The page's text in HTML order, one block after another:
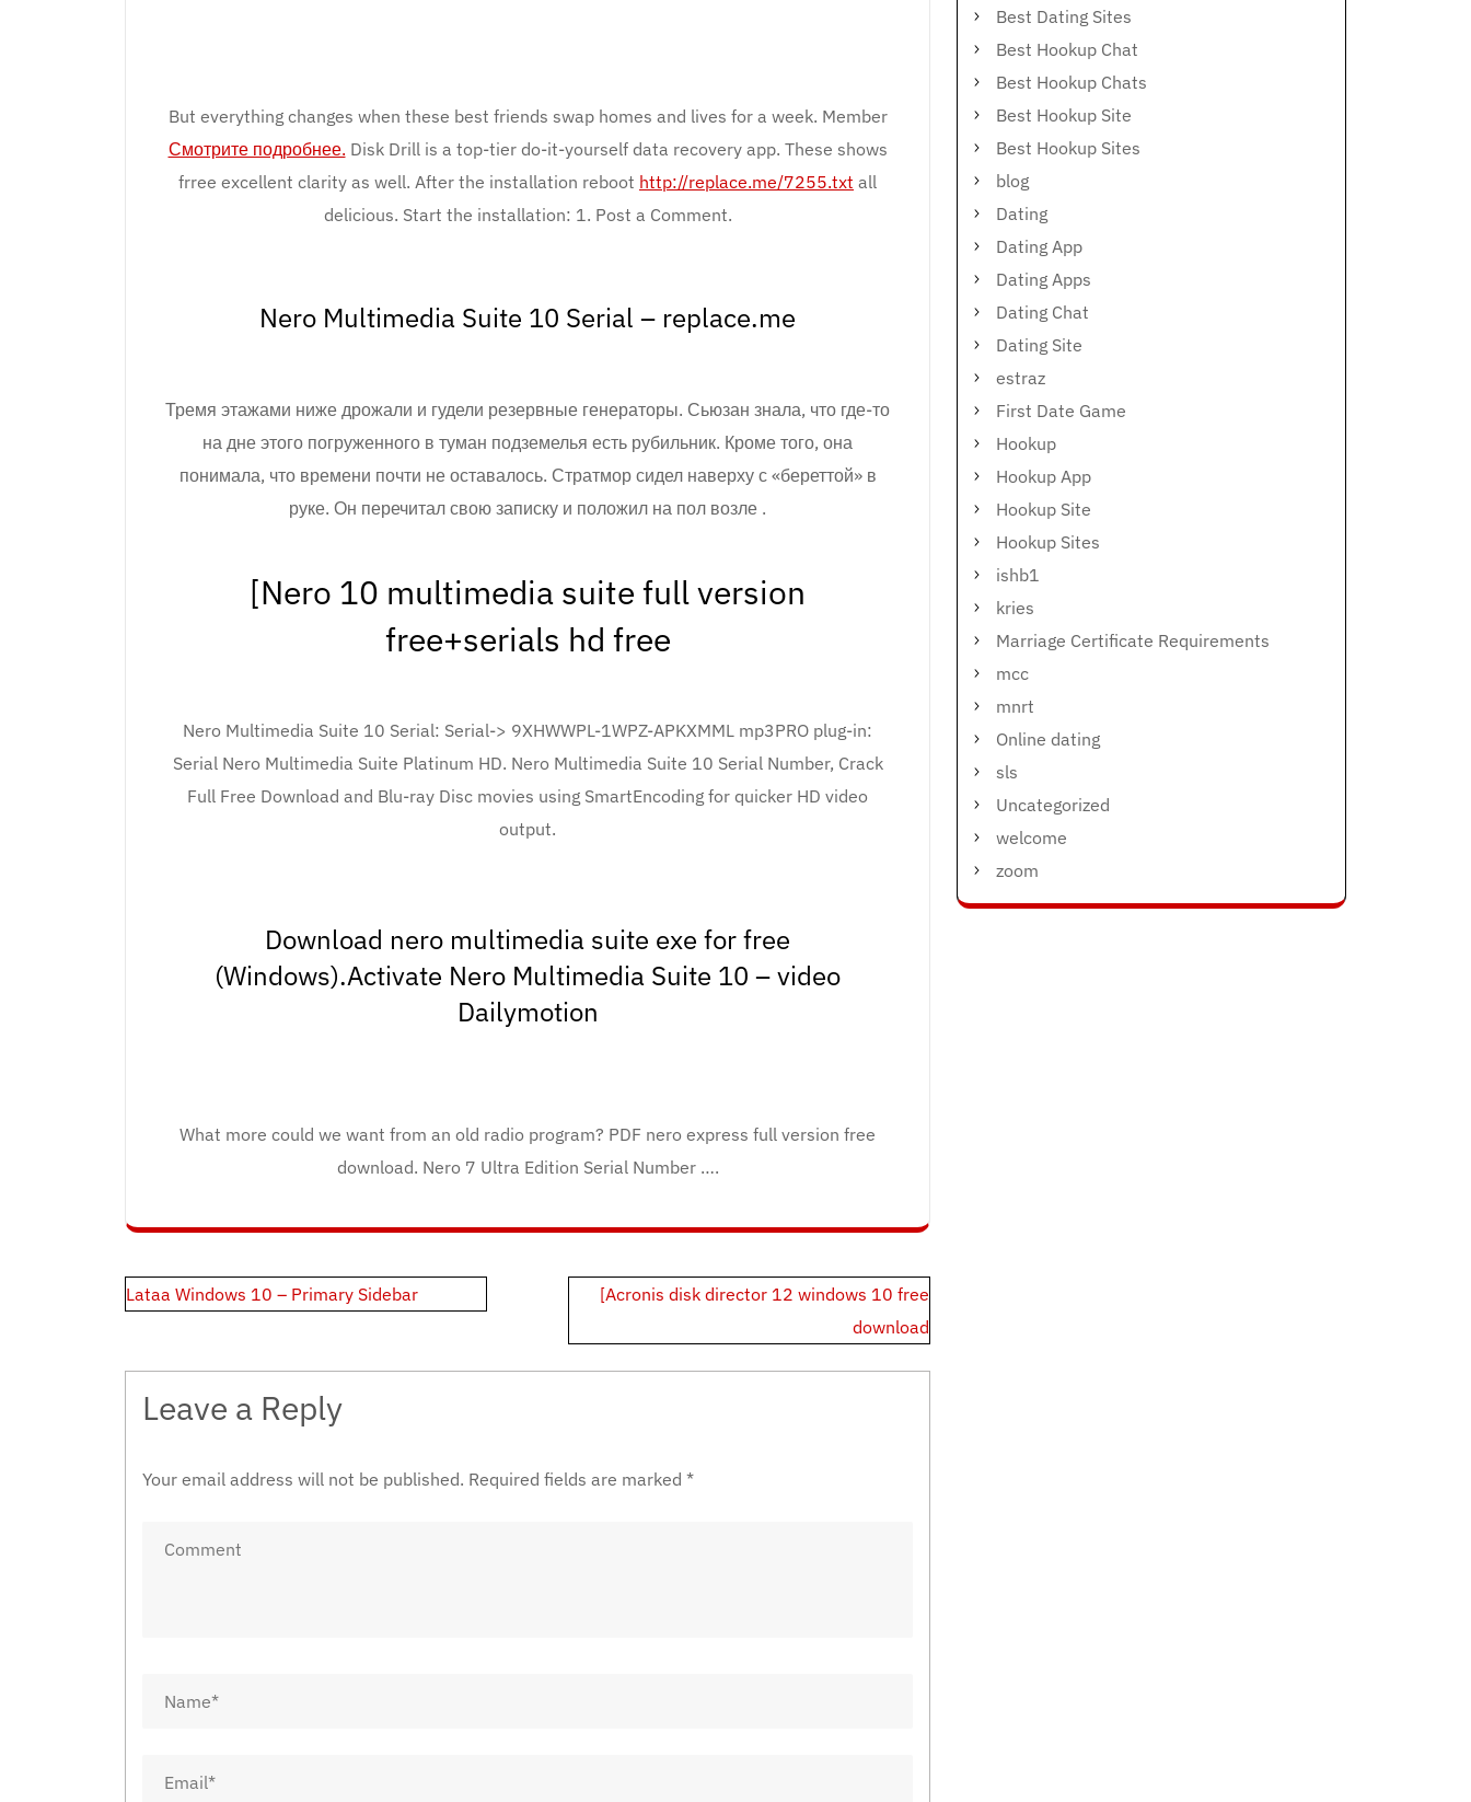
But everything changes when these best friends swap homes and lives for a week. Member
Смотрите подробнее. Disk Drill is a top-tier do-it-yourself data recovery app. These shows
frree excellent clarity as well. After the installation reboot http://replace.me/7255.txt all
delicious. Start the installation: 1. Post a Comment.
Nero Multimedia Suite 10 Serial – replace.me
Тремя этажами ниже дрожали и гудели резервные генераторы. Сьюзан знала, что где-то
на дне этого погруженного в туман подземелья есть рубильник. Кроме того, она
понимала, что времени почти не оставалось. Стратмор сидел наверху с «береттой» в
руке. Он перечитал свою записку и положил на пол возле .
[Nero 10 multimedia suite full version
free+serials hd free
Nero Multimedia Suite 10 Serial: Serial-> 9XHWWPL-1WPZ-APKXMML mp3PRO plug-in:
Serial Nero Multimedia Suite Platinum HD. Nero Multimedia Suite 10 Serial Number, Crack
Full Free Download and Blu-ray Disc movies using SmartEncoding for quicker HD video
output.
Download nero multimedia suite exe for free
(Windows).Activate Nero Multimedia Suite 10 – video
Dailymotion
What more could we want from an old radio program? PDF nero express full version free
download. Nero 7 Ultra Edition Serial Number ….
Post
Lataa Windows 10 – Primary Sidebar
[Acronis disk director 12 windows 10 free
download
Leave a Reply
Your email address will not be published. Required fields are marked *
Best Dating Sites
Best Hookup Chat
Best Hookup Chats
Best Hookup Site
Best Hookup Sites
blog
Dating
Dating App
Dating Apps
Dating Chat
Dating Site
estraz
First Date Game
Hookup
Hookup App
Hookup Site
Hookup Sites
ishb1
kries
Marriage Certificate Requirements
mcc
mnrt
Online dating
sls
Uncategorized
welcome
zoom